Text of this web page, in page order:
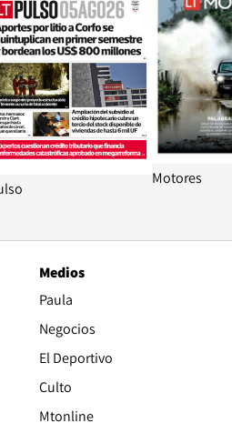
Motores
Medios
Paula
Negocios
El Deportivo
Culto
Mtonline